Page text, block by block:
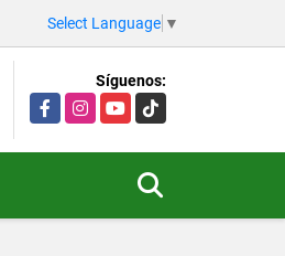
Select Language ▼
Síguenos:
FacebookInstagramYouTubeTikTok